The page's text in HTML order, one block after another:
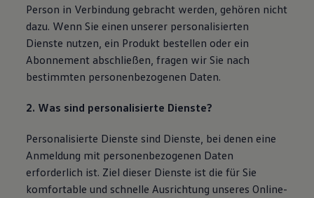
Person in Verbindung gebracht werden, gehören nicht
dazu. Wenn Sie einen unserer personalisierten
Dienste nutzen, ein Produkt bestellen oder ein
Abonnement abschließen, fragen wir Sie nach
bestimmten personenbezogenen Daten.
2. Was sind personalisierte Dienste?
Personalisierte Dienste sind Dienste, bei denen eine
Anmeldung mit personenbezogenen Daten
erforderlich ist. Ziel dieser Dienste ist die für Sie
komfortable und schnelle Ausrichtung unseres Online-